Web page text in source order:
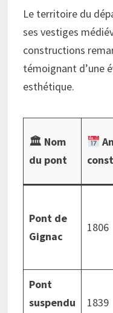
Le territoire du
ses vestiges
constructions
témoignant d’une
esthétique.
🏛 Nom
du pont
Pont de
Gignac
1806
Pont
suspendu
1839